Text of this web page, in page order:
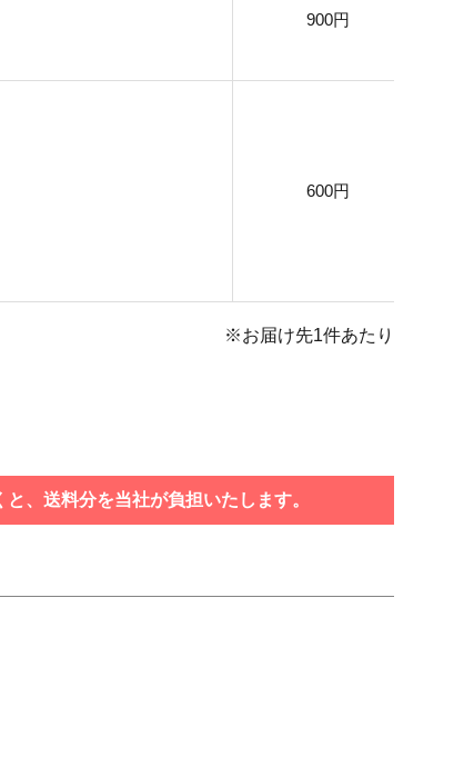
900円
600円
※お届け先1件あたり
、送料分を当社が負担いたします。